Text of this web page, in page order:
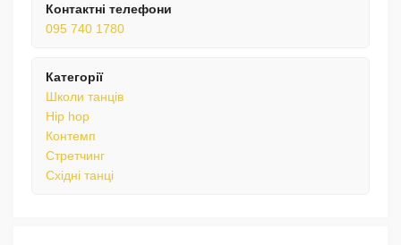
Контактні телефони
095 740 1780
Категорії
Школи танців
Hip hop
Контемп
Стретчинг
Східні танці